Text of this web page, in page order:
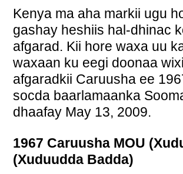
Kenya ma aha markii ugu
gashay heshiis hal-dhinac
afgarad. Kii hore waxa uu
waxaan ku eegi doonaa
afgaradkii Caruusha ee
socda baarlamaanka
dhaafay May 13, 2009.
1967 Caruusha MOU
(Xuduudda Badda)